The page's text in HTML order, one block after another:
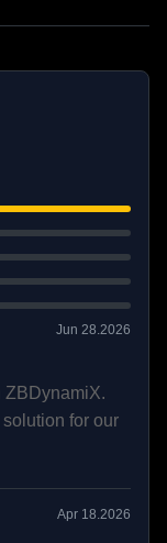
Jun 28.2026
ZBDynamiX.
for our
Apr 18.2026